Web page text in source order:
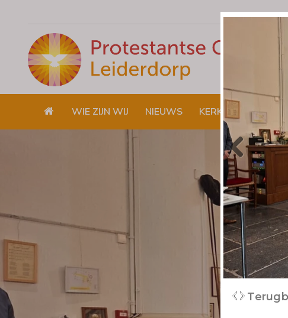
WIE ZIJN WIJ NIEUWS KERKDIENSTEN